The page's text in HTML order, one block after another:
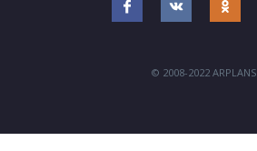
© 2008-2022 ARPLANS